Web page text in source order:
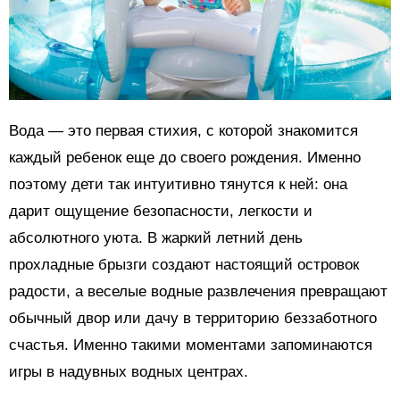
Вода — это первая стихия, с которой знакомится
каждый ребенок еще до своего рождения. Именно
поэтому дети так интуитивно тянутся к ней: она
дарит ощущение безопасности, легкости и
абсолютного уюта. В жаркий летний день
прохладные брызги создают настоящий островок
радости, а веселые водные развлечения превращают
обычный двор или дачу в территорию беззаботного
счастья. Именно такими моментами запоминаются
игры в надувных водных центрах.